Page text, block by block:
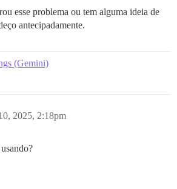
esse problema ou tem alguma ideia de
antecipadamente.
(Gemini)
2025, 2:18pm